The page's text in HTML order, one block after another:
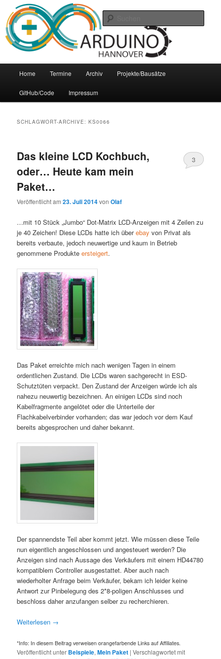
Inhalt
wechseln
sekundären
Inhalt
wechselnArduino-Hannover
Arduino Treffpunkt der Region Hannover
Home Termine Archiv Projekte/Bausätze
GitHub/Code Impressum
SCHLAGWORT-ARCHIVE:KS0066
Das kleine LCD Kochbuch,
oder… Heute kam mein
Paket…
Veröffentlicht am23. Juli 2014vonOlaf
3
…mit 10 Stück „Jumbo“ Dot-Matrix LCD-Anzeigen mit 4 Zeilen zu
je 40 Zeichen! Diese LCDs hatte ich überebay von Privat als
bereits verbaute, jedoch neuwertige und kaum in Betrieb
genommene Produkteersteigert.
Das Paket erreichte mich nach wenigen Tagen in einem
ordentlichen Zustand. Die LCDs waren sachgerecht in ESD-
Schutztüten verpackt. Den Zustand der Anzeigen würde ich als
nahezu neuwertig bezeichnen. An einigen LCDs sind noch
Kabelfragmente angelötet oder die Unterteile der
Flachkabelverbinder vorhanden; das war jedoch vor dem Kauf
bereits abgesprochen und daher bekannt.
Der spannendste Teil aber kommt jetzt. Wie müssen diese Teile
nun eigentlich angeschlossen und angesteuert werden? Die
Anzeigen sind nach Aussage des Verkäufers mit einem HD44780
kompatiblem Controller ausgestattet. Aber auch nach
wiederholter Anfrage beim Verkäufer, bekam ich leider keine
Antwort zur Pinbelegung des 2*8-poligen Anschlusses und
beschloss daher anzufangen selber zu recherchieren.
Weiterlesen →
*Info: In diesem Beitrag verweisen orangefarbende Links auf Affiliates.
Veröffentlicht unter Beispiele,Mein Paket |Verschlagwortet mit